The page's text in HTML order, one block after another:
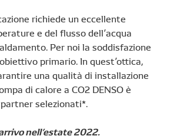
richiede un eccellente
e del flusso dell’acqua
Per noi la soddisfazione
primario. In quest’ottica,
una qualità di installazione
di calore a CO2 DENSO è
selezionati*.
nell’estate 2022.